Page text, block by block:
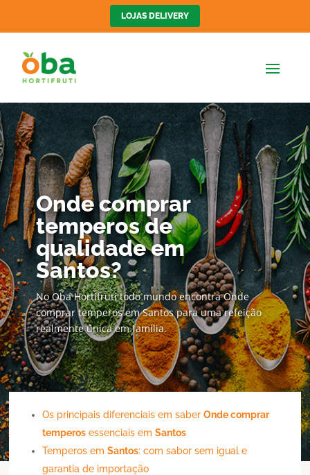
LOJAS DELIVERY
Onde comprar
temperos de
qualidade em
Santos?
No Oba Hortifruti todo mundo encontra Onde
comprar temperos em Santos para uma refeição
realmente única em família.
Os principais diferenciais em saberOnde comprar
temperos essenciais emSantos
Temperos emSantos: com sabor sem igual e
garantia de importação